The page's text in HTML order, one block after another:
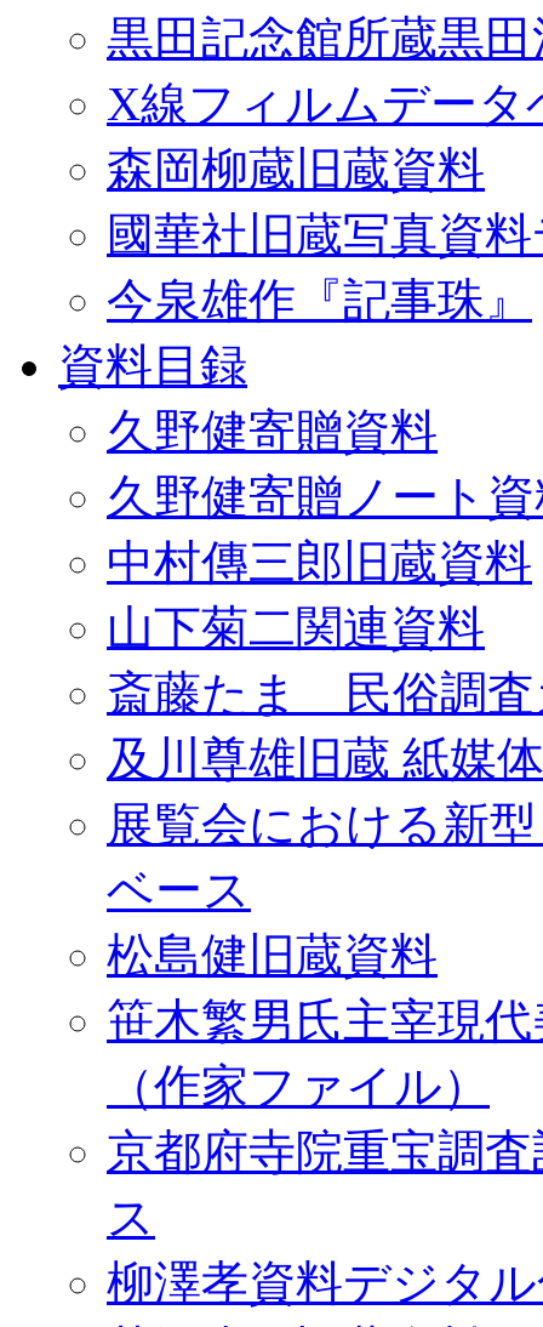
黒田記念館所蔵黒
X線フィルムデータ
森岡柳蔵旧蔵資料
國華社旧蔵写真資
今泉雄作『記事珠』
資料目録
久野健寄贈資料
久野健寄贈ノート
中村傳三郎旧蔵資料
山下菊二関連資料
斎藤たま 民俗調査
及川尊雄旧蔵 紙媒
展覧会における新
ベース
松島健旧蔵資料
笹木繁男氏主宰現
（作家ファイル）
京都府寺院重宝調
ス
柳澤孝資料デジタ